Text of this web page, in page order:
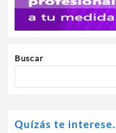
Buscar
Quízás te